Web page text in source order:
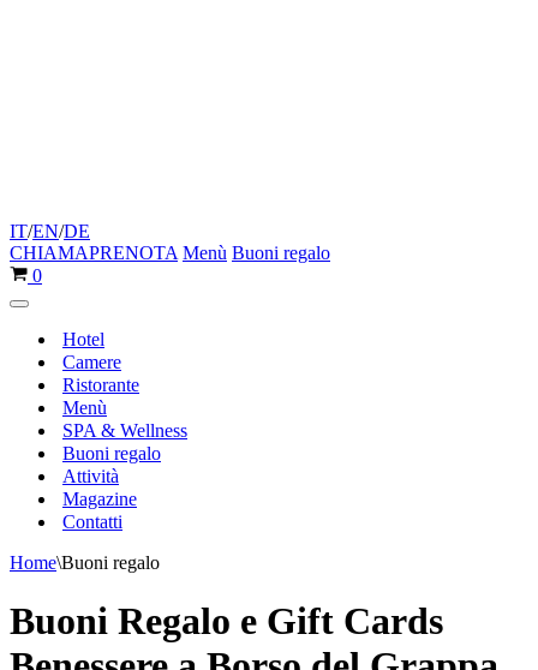
IT/EN/DE
CHIAMAPRENOTA Menù Buoni regalo
Carrello
0
Menu
navigazione
Hotel
Camere
Ristorante
Menù
SPA & Wellness
Buoni regalo
Attività
Magazine
Contatti
Home\Buoni regalo
Buoni Regalo e Gift Cards